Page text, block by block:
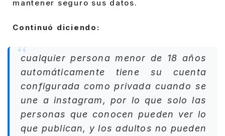
mantener seguro sus datos.
Continuó diciendo:
cualquier persona menor de 18 años
automáticamente tiene su cuenta
configurada como privada cuando se
une a instagram, por lo que solo las
personas que conocen pueden ver lo
que publican, y los adultos no pueden